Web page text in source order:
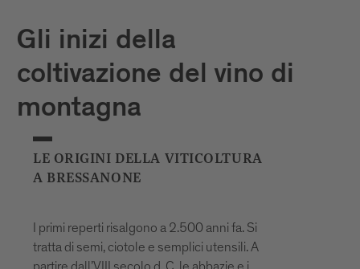
Gli inizi della
coltivazione del vino di
montagna
LE ORIGINI DELLA VITICOLTURA
A BRESSANONE
I primi reperti risalgono a 2.500 anni fa. Si
tratta di semi, ciotole e semplici utensili. A
partire dall’VIII secolo d. C. le abbazie e i